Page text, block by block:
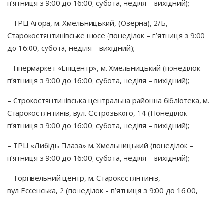
п’ятниця з 9:00 до 16:00, субота, неділя – вихідний);
– ТРЦ Агора, м. Хмельницький, (Озерна), 2/Б,
Старокостянтинівське шосе (понеділок – п’ятниця з 9:00
до 16:00, субота, неділя – вихідний);
– Гіпермаркет «Епіцентр», м. Хмельницький (понеділок –
п’ятниця з 9:00 до 16:00, субота, неділя – вихідний);
– Строкостянтинівська центральна районна бібліотека, м.
Старокостянтинів, вул. Острозького, 14 (Понеділок –
п’ятниця з 9:00 до 16:00, субота, неділя – вихідний);
– ТРЦ «Либідь Плаза» м. Хмельницький (понеділок –
п’ятниця з 9:00 до 16:00, субота, неділя – вихідний);
– Торгівельний центр, м. Старокостянтинів,
вул Ессенська, 2 (понеділок – п’ятниця з 9:00 до 16:00,